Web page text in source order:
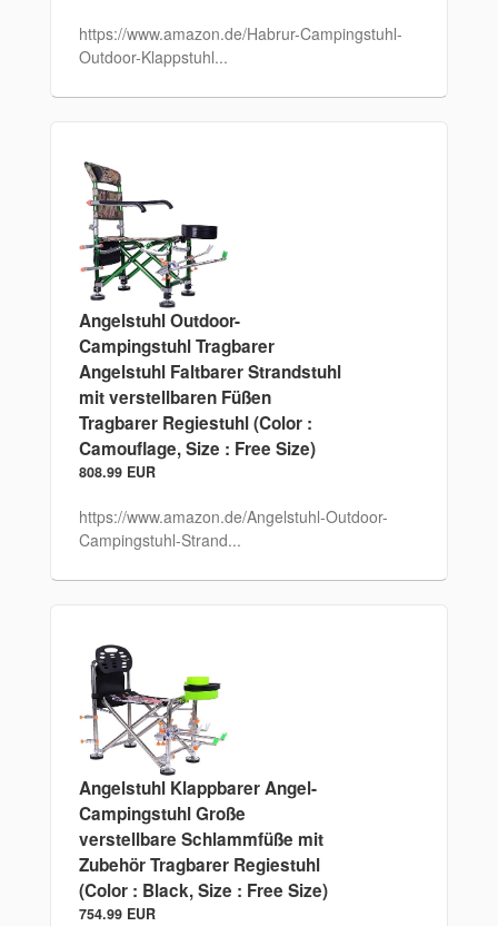
https://www.amazon.de/Habrur-Campingstuhl-
Outdoor-Klappstuhl...
Angelstuhl Outdoor-
Campingstuhl Tragbarer
Angelstuhl Faltbarer Strandstuhl
mit verstellbaren Füßen
Tragbarer Regiestuhl (Color :
Camouflage, Size : Free Size)
808.99 EUR
https://www.amazon.de/Angelstuhl-Outdoor-
Campingstuhl-Strand...
Angelstuhl Klappbarer Angel-
Campingstuhl Große
verstellbare Schlammfüße mit
Zubehör Tragbarer Regiestuhl
(Color : Black, Size : Free Size)
754.99 EUR